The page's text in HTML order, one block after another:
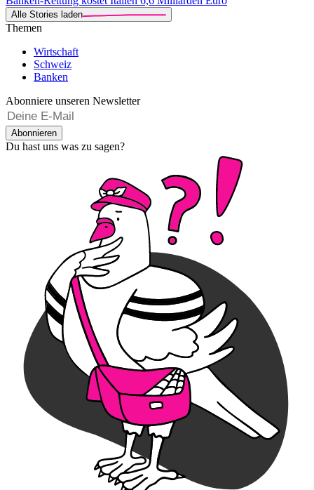
Alle Stories laden
Themen
Wirtschaft
Schweiz
Banken
Abonniere unseren Newsletter
Abonnieren
Du hast uns was zu sagen?